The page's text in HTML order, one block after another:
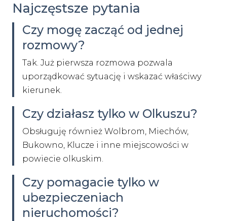
Najczęstsze pytania
Czy mogę zacząć od jednej
rozmowy?
Tak. Już pierwsza rozmowa pozwala
uporządkować sytuację i wskazać właściwy
kierunek.
Czy działasz tylko w Olkuszu?
Obsługuję również Wolbrom, Miechów,
Bukowno, Klucze i inne miejscowości w
powiecie olkuskim.
Czy pomagacie tylko w
ubezpieczeniach
nieruchomości?